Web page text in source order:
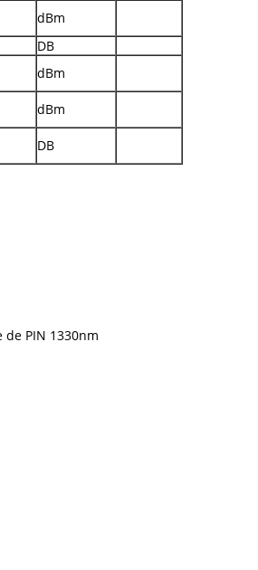
dBm
DB
dBm
dBm
DB
PIN 1330nm